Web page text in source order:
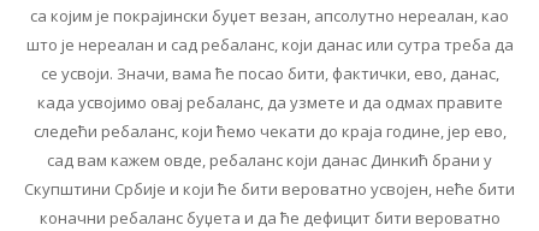
са којим је покрајински буџет везан, апсолутно нереалан, као
што је нереалан и сад ребаланс, који данас или сутра треба да
се усвоји. Значи, вама ће посао бити, фактички, ево, данас,
када усвојимо овај ребаланс, да узмете и да одмах правите
следећи ребаланс, који ћемо чекати до краја године, јер ево,
сад вам кажем овде, ребаланс који данас Динкић брани у
Скупштини Србије и који ће бити вероватно усвојен, неће бити
коначни ребаланс буџета и да ће дефицит бити вероватно